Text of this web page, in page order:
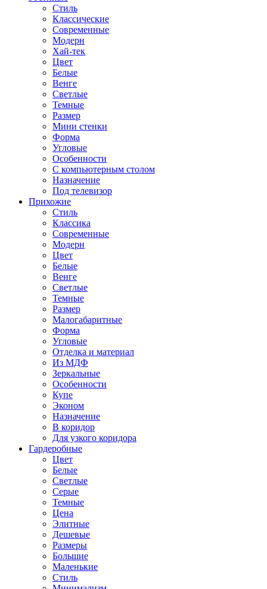
Стиль
Классические
Современные
Модерн
Хай-тек
Цвет
Белые
Венге
Светлые
Темные
Размер
Мини стенки
Форма
Угловые
Особенности
С компьютерным столом
Назначение
Под телевизор
Прихожие
Стиль
Классика
Современные
Модерн
Цвет
Белые
Венге
Светлые
Темные
Размер
Малогабаритные
Форма
Угловые
Отделка и материал
Из МДФ
Зеркальные
Особенности
Купе
Эконом
Назначение
В коридор
Для узкого коридора
Гардеробные
Цвет
Белые
Светлые
Серые
Темные
Цена
Элитные
Дешевые
Размеры
Большие
Маленькие
Стиль